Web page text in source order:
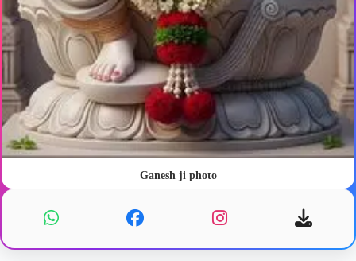
Ganesh ji photo